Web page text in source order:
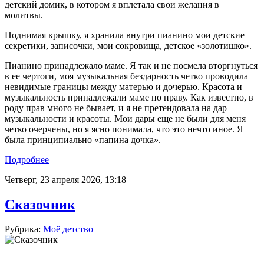
детский домик, в котором я вплетала свои желания в
молитвы.
Поднимая крышку, я хранила внутри пианино мои детские
секретики, записочки, мои сокровища, детское «золотишко».
Пианино принадлежало маме. Я так и не посмела вторгнуться
в ее чертоги, моя музыкальная бездарность четко проводила
невидимые границы между матерью и дочерью. Красота и
музыкальность принадлежали маме по праву. Как известно, в
роду прав много не бывает, и я не претендовала на дар
музыкальности и красоты. Мои дары еще не были для меня
четко очерчены, но я ясно понимала, что это нечто иное. Я
была принципиально «папина дочка».
Подробнее
Четверг, 23 апреля 2026, 13:18
Сказочник
Рубрика: Моё детство